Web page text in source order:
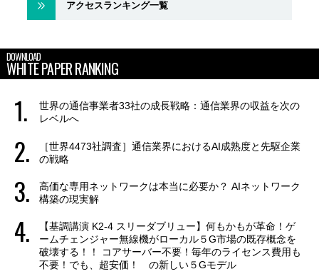
アクセスランキング一覧
DOWNLOAD
WHITE PAPER RANKING
世界の通信事業者33社の成長戦略：通信業界の収益を次の
レベルへ
［世界4473社調査］通信業界におけるAI成熟度と先駆企業
の戦略
高価な専用ネットワークは本当に必要か？ AIネットワーク
構築の現実解
【基調講演 K2-4 スリーダブリュー】何もかもが革命！ゲ
ームチェンジャー無線機がローカル５G市場の既存概念を
破壊する！！ コアサーバー不要！毎年のライセンス費用も
不要！でも、超安価！ の新しい５Gモデル